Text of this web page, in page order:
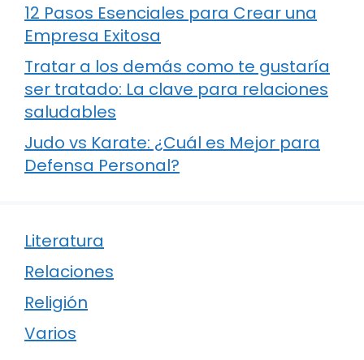
12 Pasos Esenciales para Crear una
Empresa Exitosa
Tratar a los demás como te gustaría
ser tratado: La clave para relaciones
saludables
Judo vs Karate: ¿Cuál es Mejor para
Defensa Personal?
Literatura
Relaciones
Religión
Varios